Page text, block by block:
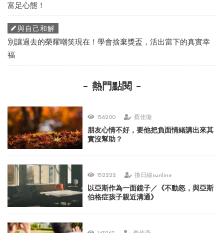
富足心態！
與自己和解
別讓過去的榮耀嘲笑現在！學會捨棄獎盃，活出當下的真實幸
福
熱門點閱
156200 蔡佳璇
朋友心情不好，要他把負面情緒講出來其
實沒幫助？
152222 換日線sunline
以亞斯作為一面鏡子／《不動怒，與亞斯
伯格症孩子親近溝通》